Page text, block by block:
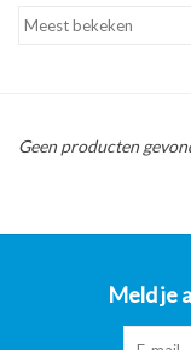
Onderdelen bakwanden
Over ons
Geen producten
Meld je